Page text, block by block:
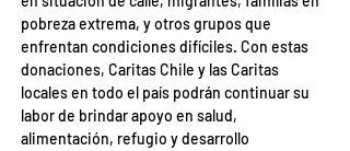
pobreza extrema, y otros grupos que
enfrentan condiciones difíciles. Con estas
donaciones, Caritas Chile y las Caritas
locales en todo el país podrán continuar su
labor de brindar apoyo en salud,
alimentación, refugio y desarrollo